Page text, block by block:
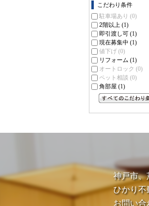
こだわり条件
駐車場あり (0)
2階以上 (1)
即引渡し可 (1)
現在募集中 (1)
値下げ (0)
リフォーム (1)
オートロック (0)
ペット相談 (0)
角部屋 (1)
神戸市、
ひかり不
お問い